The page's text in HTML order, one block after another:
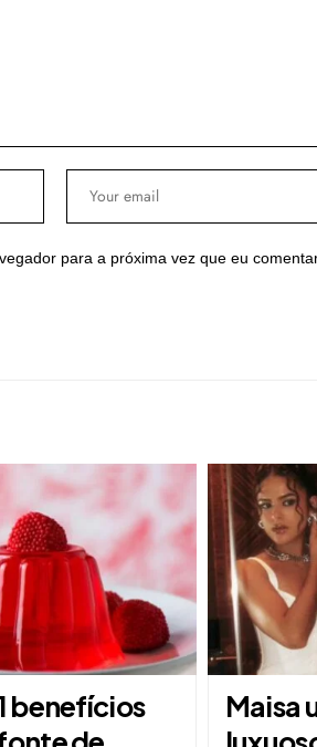
para a próxima vez que eu
benefícios
Maisa